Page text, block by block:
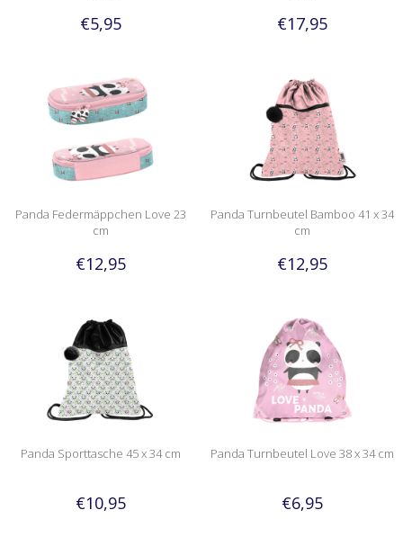
€5,95 €17,95
Panda Federmäppchen Love 23
cm
€12,95
Panda Turnbeutel Bamboo 41 x 34
cm
€12,95
Panda Sporttasche 45 x 34 cm
€10,95
Panda Turnbeutel Love 38 x 34 cm
€6,95